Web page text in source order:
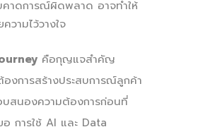
คาดการณ์ผิดพลาด อาจทำให้
วามไว้วางใจ
คือกุญแจสำคัญ
งการสร้างประสบการณ์ลูกค้า
บสนองความต้องการก่อนที่
อ การใช้ AI และ Data